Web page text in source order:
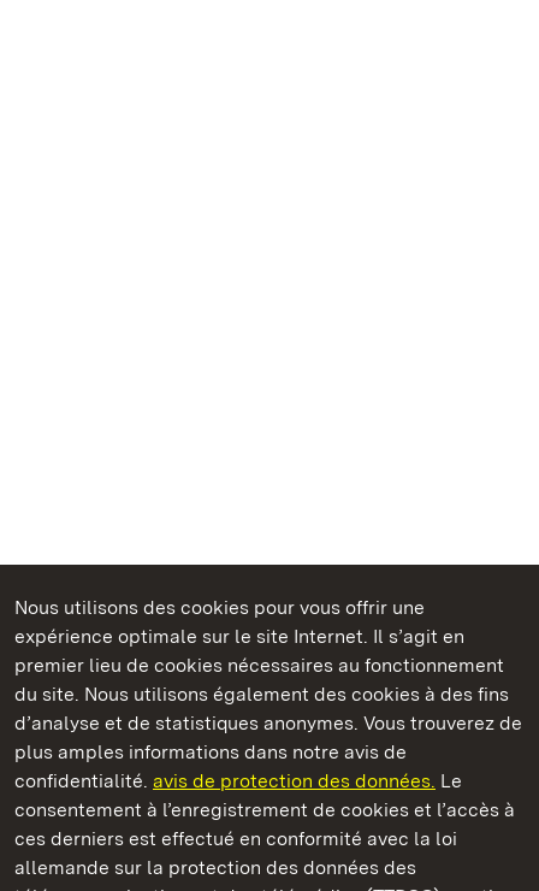
Nous utilisons des cookies pour vous offrir une
expérience optimale sur le site Internet. Il s’agit en
premier lieu de cookies nécessaires au fonctionnement
du site. Nous utilisons également des cookies à des fins
d’analyse et de statistiques anonymes. Vous trouverez de
plus amples informations dans notre avis de
confidentialité. avis de protection des données. Le
consentement à l’enregistrement de cookies et l’accès à
ces derniers est effectué en conformité avec la loi
allemande sur la protection des données des
Châteaux et jardins publics du Bade-Wurtemberg
Monastère de Hirsau
Châteaux et jardins publics du Bade-Wurtemberg